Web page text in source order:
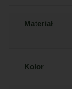
Materiał
Kolor